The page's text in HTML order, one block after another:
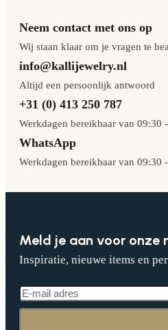
Neem contact met ons op
Wij staan klaar om je vragen te
info@kallijewelry.nl
Altijd een persoonlijk antwoord
+31 (0) 413 250 787
Werkdagen bereikbaar van 09:30
WhatsApp
Werkdagen bereikbaar van 09:30
Meld je aan voor onze
Inspiratie, nieuwe items en